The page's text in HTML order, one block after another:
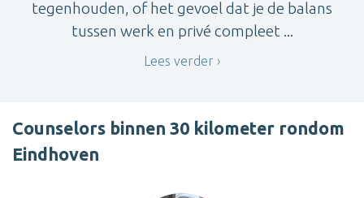
tegenhouden, of het gevoel dat je de balans
tussen werk en privé compleet ...
Lees verder
Counselors binnen 30 kilometer rondom
Eindhoven